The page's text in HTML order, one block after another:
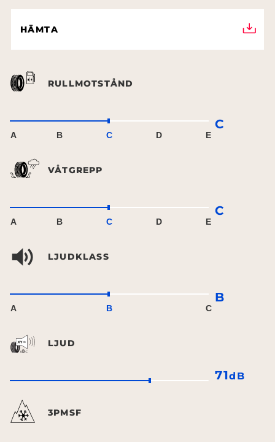
HÄMTA
RULLMOTSTÅND
A B C D E
C
VÅTGREPP
A B C D E
C
LJUDKLASS
A B C
B
LJUD
71dB
3PMSF